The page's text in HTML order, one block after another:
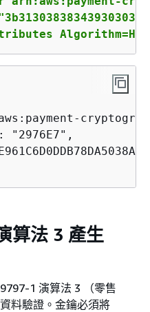
"2976E7",
算法 3 產生
1 演算法 3 （零售
料驗證。金鑰必須將